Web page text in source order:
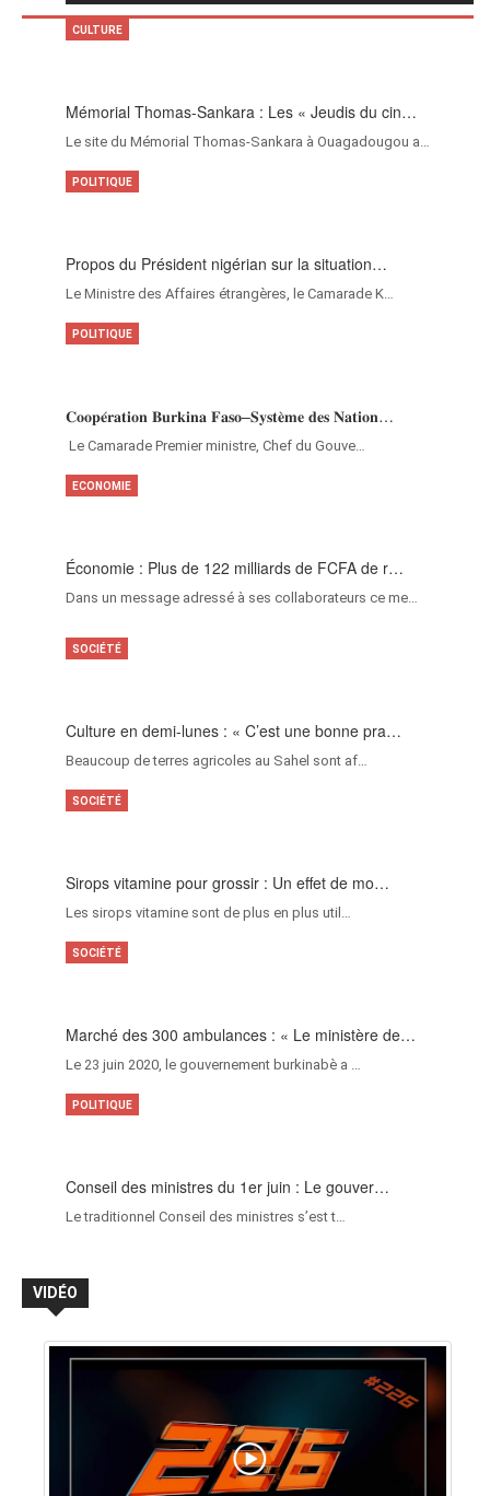
Mémorial Thomas-Sankara : Les « Jeudis du cin…
Le site du Mémorial Thomas-Sankara à Ouagadougou a…
CULTURE
Propos du Président nigérian sur la situation…
Le Ministre des Affaires étrangères, le Camarade K…
POLITIQUE
𝐂𝐨𝐨𝐩𝐞́𝐫𝐚𝐭𝐢𝐨𝐧 𝐁𝐮𝐫𝐤𝐢𝐧𝐚 𝐅𝐚𝐬𝐨–𝐒𝐲𝐬𝐭𝐞̀𝐦𝐞 𝐝𝐞𝐬 𝐍𝐚𝐭𝐢𝐨𝐧…
‎Le Camarade Premier ministre, Chef du Gouve…
POLITIQUE
Économie : Plus de 122 milliards de FCFA de r…
Dans un message adressé à ses collaborateurs ce me…
ECONOMIE
Culture en demi-lunes : « C’est une bonne pra…
Beaucoup de terres agricoles au Sahel sont af…
SOCIÉTÉ
Sirops vitamine pour grossir : Un effet de mo…
Les sirops vitamine sont de plus en plus util…
SOCIÉTÉ
Marché des 300 ambulances : « Le ministère de…
Le 23 juin 2020, le gouvernement burkinabè a …
SOCIÉTÉ
Conseil des ministres du 1er juin : Le gouver…
Le traditionnel Conseil des ministres s’est t…
POLITIQUE
VIDÉO